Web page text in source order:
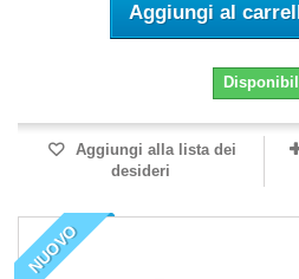
Aggiungi al
Aggiungi alla lista dei
desideri
NUOVO